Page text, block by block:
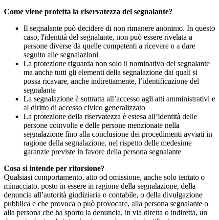
Come viene protetta la riservatezza del segnalante?
Il segnalante può decidere di non rimanere anonimo. In questo
caso, l'identità del segnalante, non può essere rivelata a
persone diverse da quelle competenti a ricevere o a dare
seguito alle segnalazioni
La protezione riguarda non solo il nominativo del segnalante
ma anche tutti gli elementi della segnalazione dai quali si
possa ricavare, anche indirettamente, l’identificazione del
segnalante
La segnalazione è sottratta all’accesso agli atti amministrativi e
al diritto di accesso civico generalizzato
La protezione della riservatezza è estesa all’identità delle
persone coinvolte e delle persone menzionate nella
segnalazione fino alla conclusione dei procedimenti avviati in
ragione della segnalazione, nel rispetto delle medesime
garanzie previste in favore della persona segnalante
Cosa si intende per ritorsione?
Qualsiasi comportamento, atto od omissione, anche solo tentato o
minacciato, posto in essere in ragione della segnalazione, della
denuncia all’autorità giudiziaria o contabile, o della divulgazione
pubblica e che provoca o può provocare, alla persona segnalante o
alla persona che ha sporto la denuncia, in via diretta o indiretta, un